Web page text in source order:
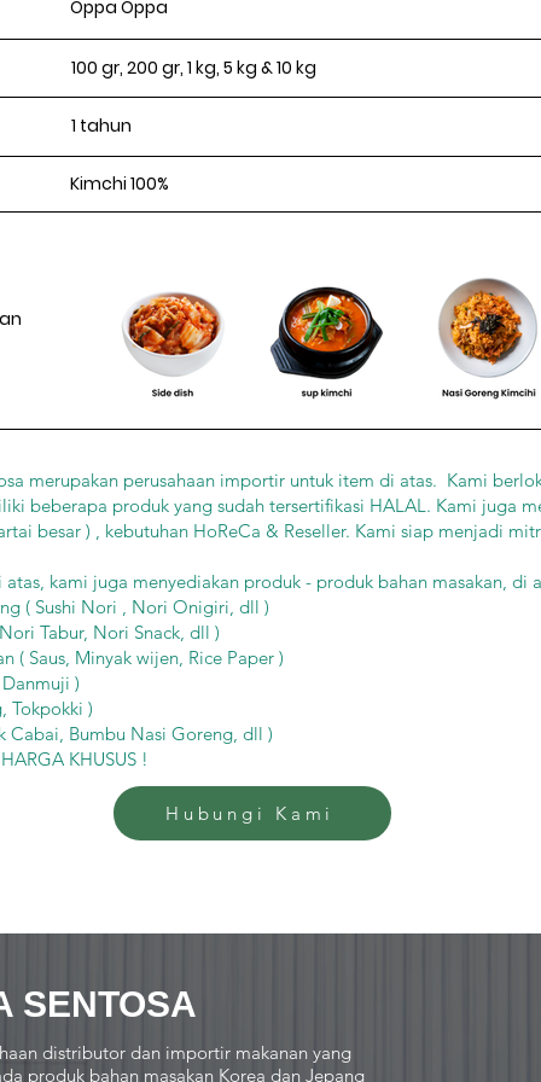
Oppa Oppa
100 gr, 200 gr, 1 kg, 5 kg & 10 kg
1 tahun
Kimchi 100%
merupakan perusahaan importir untuk item di atas. Kami
beberapa produk yang sudah tersertifikasi HALAL. Kami juga
besar ) , kebutuhan HoReCa & Reseller. Kami siap menjadi
kami juga menyediakan produk - produk bahan masakan, di
( Sushi Nori , Nori Onigiri, dll )
Tabur, Nori Snack, dll )
( Saus, Minyak wijen, Rice Paper )
)
Tokpokki )
Cabai, Bumbu Nasi Goreng, dll )
KHUSUS !
Hubungi Kami
SENTOSA
distributor dan importir makanan yang
produk bahan masakan Korea dan Jepang